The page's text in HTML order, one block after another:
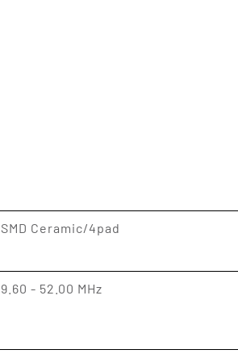
SMD Ceramic/4pad
9.60 - 52.00 MHz